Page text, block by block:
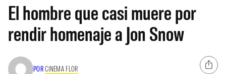
El hombre que casi muere por
rendir homenaje a Jon Snow
PORCINEMA FLOR